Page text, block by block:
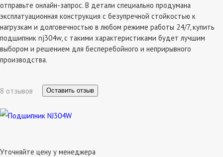
отправьте онлайн-запрос. В детали специально продумана
эксплатуационная конструкция с безупречной стойкостью к
нагрузкам и долговечностью в любом режиме работы 24/7, купить
подшипник nj304w, с такими характеристиками будет лучшим
выбором и решением для бесперебойного и неприрывного
производства.
8 отзывов Оставить отзыв
Уточняйте цену у менеджера